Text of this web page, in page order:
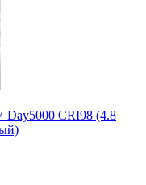
Day5000 CRI98 (4.8